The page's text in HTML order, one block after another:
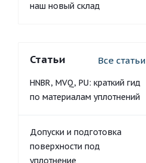
наш новый склад
Статьи Все статьи
HNBR, MVQ, PU: краткий гид
по материалам уплотнений
Допуски и подготовка
поверхности под
уплотнение